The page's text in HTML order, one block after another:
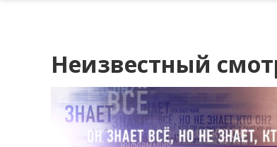
Неизвестный